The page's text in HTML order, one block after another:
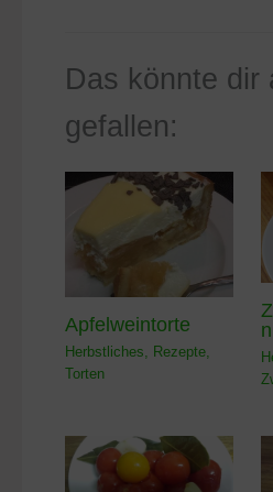
Das könnte dir
gefallen:
Apfelweintorte
Herbstliches, Rezepte,
Torten